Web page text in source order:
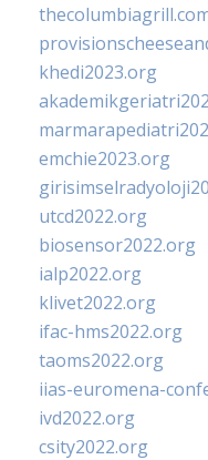
khedi2023.org
emchie2023.org
utcd2022.org
biosensor2022.org
ialp2022.org
klivet2022.org
ifac-hms2022.org
taoms2022.org
iias-euromena-
ivd2022.org
csity2022.org